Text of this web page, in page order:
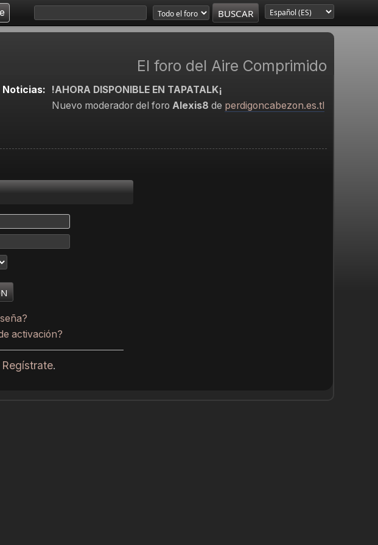
El foro del Aire Comprimido
Noticias:
!AHORA DISPONIBLE EN TAPATALK¡
Nuevo moderador del foro Alexis8 de perdigoncabezon.es.tl
activación?
Regístrate.